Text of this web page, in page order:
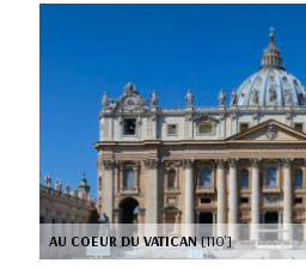
AU COEUR DU VATICAN[110’]